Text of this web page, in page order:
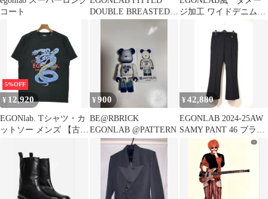
コート
DOUBLE BREASTED
ジ加工 ワイドデニムパ
5%OFF
¥ 12,920
EGONlab. Tシャツ・カ
ットソー メンズ 【古
¥900
BE@RBRICK
EGONLAB @PATTERN
¥42,880
EGONLAB 2024-25AW
SAMY PANT 46 ブラッ